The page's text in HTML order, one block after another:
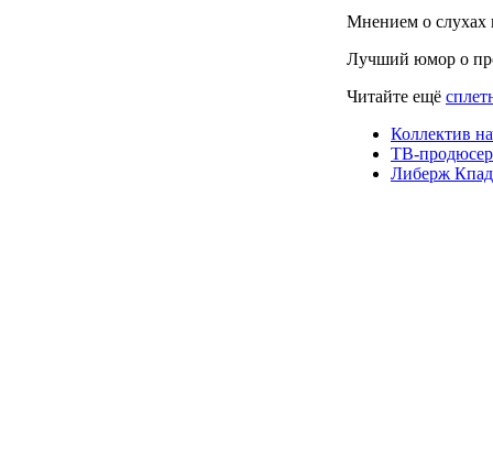
Мнением о слухах
Лучший юмор о
Читайте ещё
Коллектив
ТВ-продюсер
Либерж